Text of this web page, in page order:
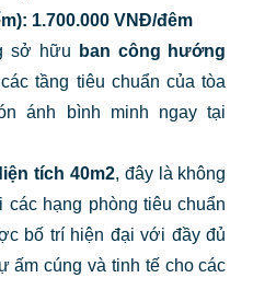
1.700.000 VNĐ/đêm
sở hữu
ban công hướng
tầng tiêu chuẩn của tòa
ánh bình minh ngay tại
tích 40m2, đây là không
hạng phòng tiêu chuẩn
bố trí hiện đại với đầy đủ
ấm cúng và tinh tế cho các